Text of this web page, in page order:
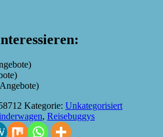
Kategorie: Unkategorisiert
, Reisebuggys